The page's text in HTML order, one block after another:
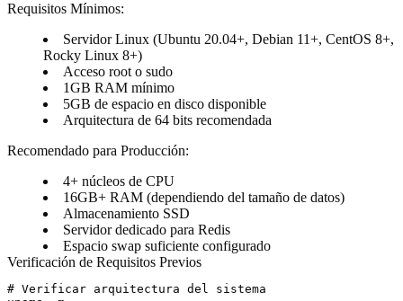
Requisitos Mínimos:
Servidor Linux (Ubuntu 20.04+, Debian 11+, CentOS 8+,
Rocky Linux 8+)
Acceso root o sudo
1GB RAM mínimo
5GB de espacio en disco disponible
Arquitectura de 64 bits recomendada
Recomendado para Producción:
4+ núcleos de CPU
16GB+ RAM (dependiendo del tamaño de datos)
Almacenamiento SSD
Servidor dedicado para Redis
Espacio swap suficiente configurado
Verificación de Requisitos Previos
# Verificar arquitectura del sistema